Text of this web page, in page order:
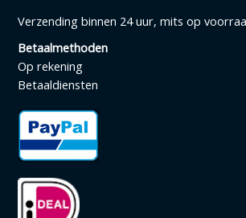
Verzending binnen 24 uur, mits op
Betaalmethoden
Op rekening
Betaaldiensten